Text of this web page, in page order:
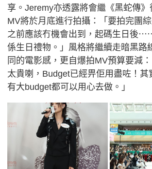
享。Jeremy亦透露將會繼《黑蛇傳》
MV將於月底進行拍攝：「要拍完團
之前應該冇機會出到，起碼生日後
係生日禮物。」風格將繼續走暗黑路
同的電影感，更自爆拍MV預算要減：
太貴喇，Budget已經畀佢用盡咗！其
有大budget都可以用心去做。」